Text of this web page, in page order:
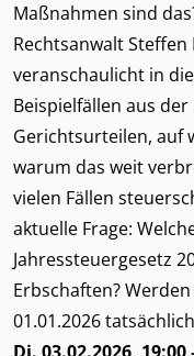
Maßnahmen sind
Rechtsanwalt
veranschaulicht in
Beispielfällen aus
Gerichtsurteilen, auf
warum das weit
vielen Fällen
aktuelle Frage:
Jahressteuergesetz
Erbschaften?
01.01.2026